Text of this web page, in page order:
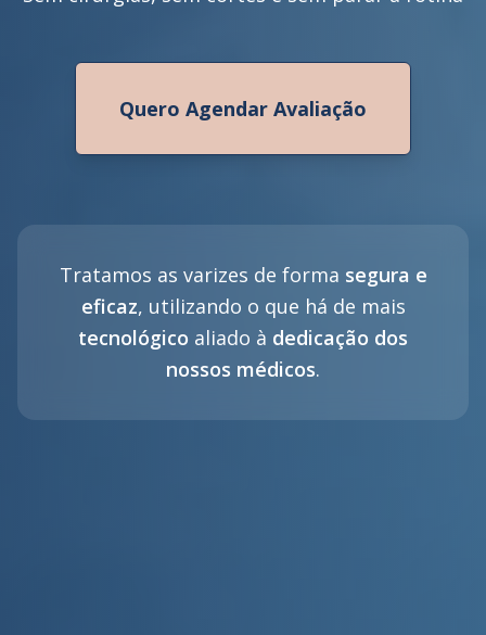
Quero Agendar Avaliação
Tratamos as varizes de forma segura e
eficaz, utilizando o que há de mais
tecnológico aliado à dedicação dos
nossos médicos.